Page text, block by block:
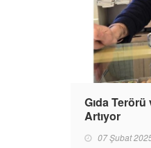
Gıda
Artıyor
07 Şubat